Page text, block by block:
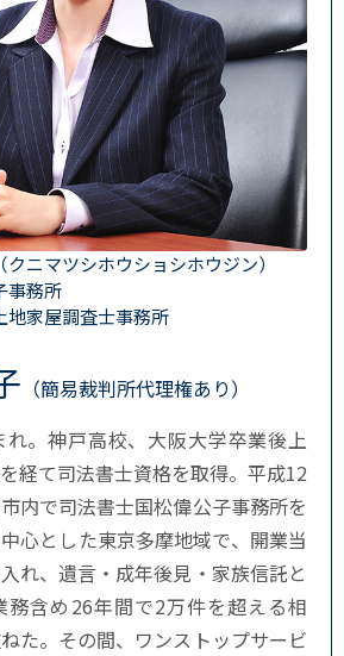
ニマツシホウショシホウジン）
事務所
地家屋調査士事務所
（簡易裁判所代理権あり）
。神戸高校、大阪大学卒業後上
経て司法書士資格を取得。平成12
内で司法書士国松偉公子事務所を
心とした東京多摩地域で、開業当
れ、遺言・成年後見・家族信託と
務含め26年間で2万件を超える相
た。その間、ワンストップサービ